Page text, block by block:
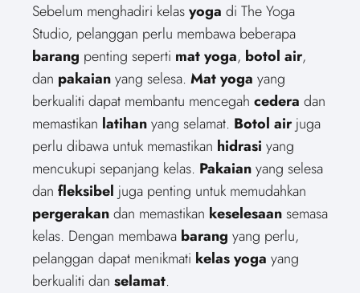
Sebelum menghadiri kelasyoga di The Yoga
Studio, pelanggan perlu membawa beberapa
barang penting seperti mat yoga, botol air,
dan pakaianyang selesa. Mat yoga yang
berkualiti dapat membantu mencegah cedera dan
memastikan latihanyang selamat. Botol airjuga
perlu dibawa untuk memastikan hidrasi yang
mencukupi sepanjang kelas. Pakaianyang selesa
dan fleksibel juga penting untuk memudahkan
pergerakandan memastikan keselesaansemasa
kelas. Dengan membawa barang yang perlu,
pelanggan dapat menikmati kelas yoga yang
berkualiti dan selamat.